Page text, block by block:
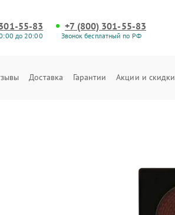
55-83
до 20:00
+7 (800) 301-55-83
Звонок бесплатный по РФ
Доставка Гарантии Акции и скидки